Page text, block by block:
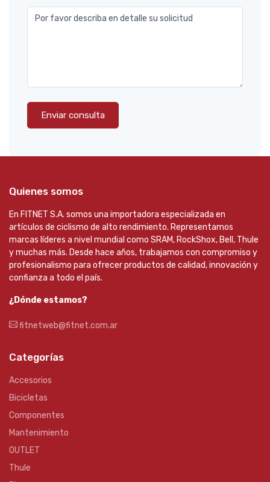
Por favor describa en detalle su solicitud
Enviar consulta
Quienes somos
En FITNET S.A. somos una importadora especializada en
artículos de ciclismo de alto rendimiento. Representamos
marcas líderes a nivel mundial como SRAM, RockShox, Bell, Thule
y muchas más. Desde hace años, trabajamos con compromiso y
profesionalismo para ofrecer productos de calidad, innovación y
confianza a todo el país.
¿Dónde estamos?
fitnetweb@fitnet.com.ar
Categorías
Accesorios
Bicicletas
Componentes
Mantenimiento
OUTLET
Thule